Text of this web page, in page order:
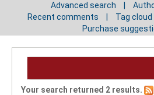
Advanced search
Recent comments
Tag cloud
Purchase
Your search returned 2 results.